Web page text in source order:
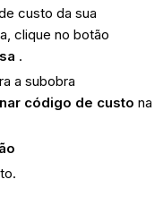
custo da sua
clique no botão
.
a subobra
código de custo na